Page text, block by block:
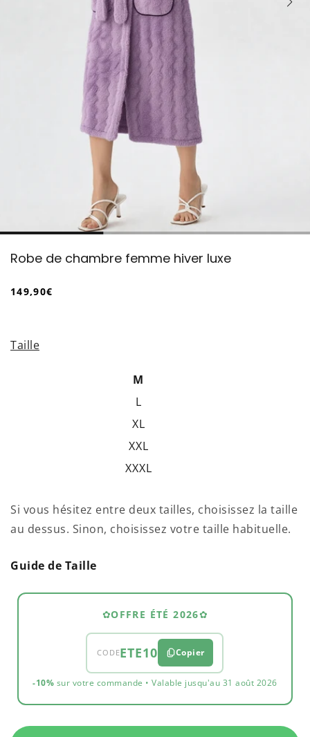
Robe de chambre femme hiver luxe
149,90€
/
Taille
M
L
XL
XXL
XXXL
Si vous hésitez entre deux tailles, choisissez la taille
au dessus. Sinon, choisissez votre taille habituelle.
Guide de Taille
✿OFFRE ÉTÉ 2026✿
CODEETE10 Copier
-10% sur votre commande • Valable jusqu'au 31 août 2026